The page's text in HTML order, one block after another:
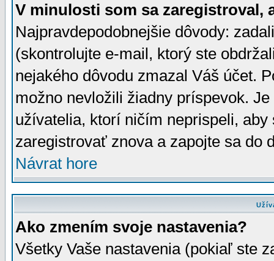
V minulosti som sa zaregistroval,
Najpravdepodobnejšie dôvody:
(skontrolujte e-mail, ktorý ste
nejakého dôvodu zmazal Váš účet.
možno nevložili žiadny príspevok.
užívatelia, ktorí ničím neprispeli,
zaregistrovať znova a zapojte sa do
Návrat hore
Ako zmením svoje nastavenia?
Všetky Vaše nastavenia (pokiaľ ste